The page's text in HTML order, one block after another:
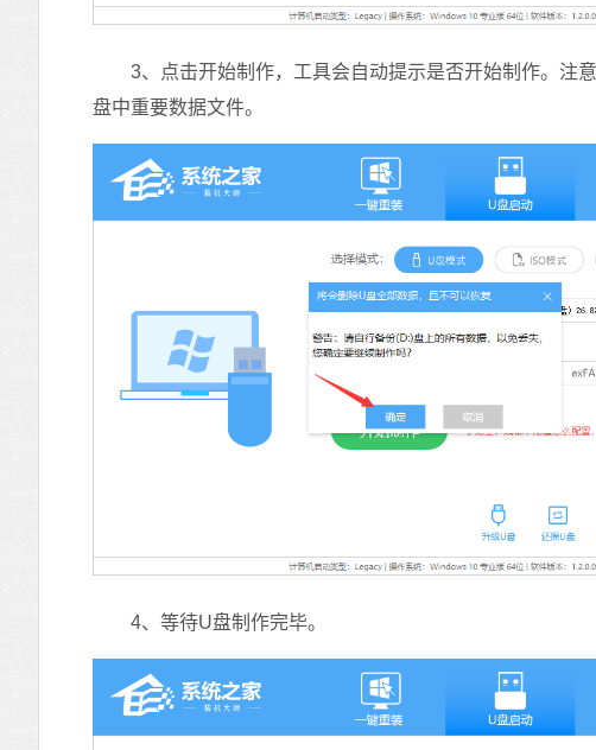
3、点击开始制作，工具会自动提示是否开始制作。注
盘中重要数据文件。
4、等待U盘制作完毕。